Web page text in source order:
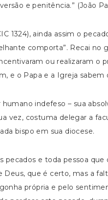
e penitência.” (João
1324), ainda assim o
comporta”. Recai no
ou realizaram
e o Papa e a Igreja sabem
indefeso – sua
vez, costuma delegar a
bispo em sua diocese.
e toda pessoa
que é certo, mas a
própria e pelo